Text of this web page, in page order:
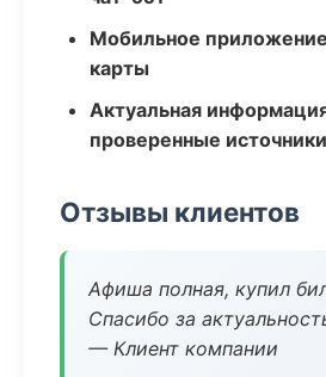
Мобильное
карты
Актуальная
проверенные источники
Отзывы клиентов
Афиша полная, купил
Спасибо за
— Клиент компании